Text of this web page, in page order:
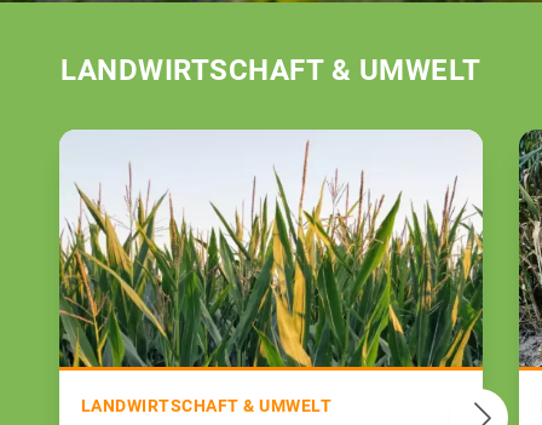
LANDWIRTSCHAFT & UMWELT
LANDWIRTSCHAFT & UMWELT